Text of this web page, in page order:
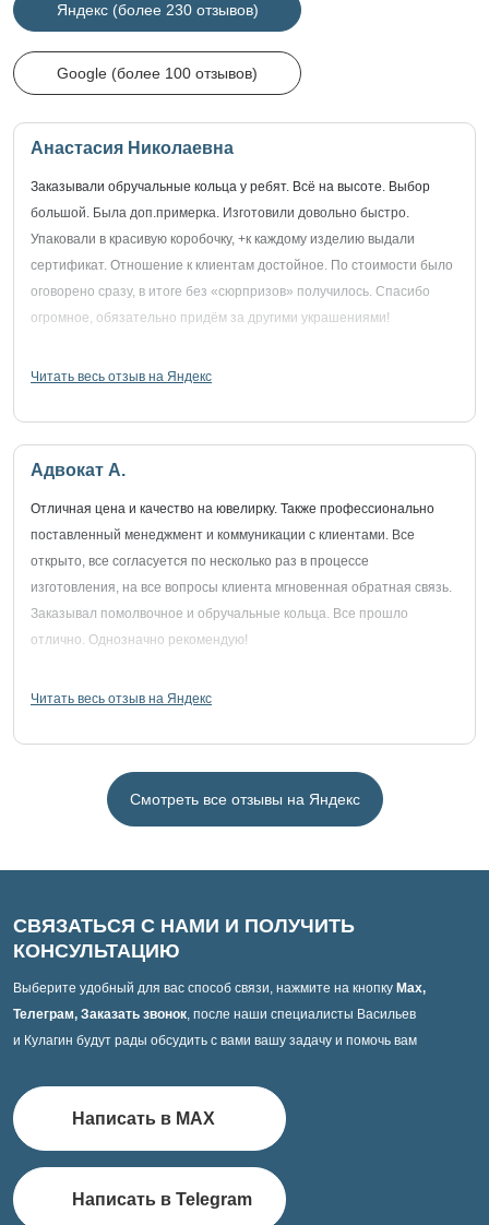
Яндекс (более 230 отзывов)
Google (более 100 отзывов)
Анастасия Николаевна
Заказывали обручальные кольца у ребят. Всё на высоте. Выбор
большой. Была доп.примерка. Изготовили довольно быстро.
Упаковали в красивую коробочку, +к каждому изделию выдали
сертификат. Отношение к клиентам достойное. По стоимости было
оговорено сразу, в итоге без «сюрпризов» получилось. Спасибо
огромное, обязательно придём за другими украшениями!
Читать весь отзыв на Яндекс
Адвокат А.
Отличная цена и качество на ювелирку. Также профессионально
поставленный менеджмент и коммуникации с клиентами. Все
открыто, все согласуется по несколько раз в процессе
изготовления, на все вопросы клиента мгновенная обратная связь.
Заказывал помолвочное и обручальные кольца. Все прошло
отлично. Однозначно рекомендую!
Читать весь отзыв на Яндекс
Смотреть все отзывы на Яндекс
СВЯЗАТЬСЯ С НАМИ И ПОЛУЧИТЬ
КОНСУЛЬТАЦИЮ
Выберите удобный для вас способ связи, нажмите на кнопку Max,
Телеграм, Заказать звонок, после наши специалисты Васильев
и Кулагин будут рады обсудить с вами вашу задачу и помочь вам
Написать в MAX
Написать в Telegram